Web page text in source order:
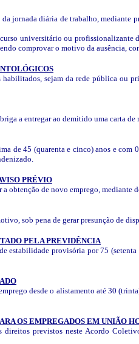
jornada diária de trabalho,
universitário ou
comprovar o motivo da ausência,
sejam da rede pública ou
a entregar ao demitido uma carta de
de 45 (quarenta e cinco) anos e
PRÉVIO
de novo emprego, mediante
sob pena de gerar presunção de
PELA PREVIDÊNCIA
estabilidade provisória por 75
desde o alistamento até 30
OS EMPREGADOS EM UNIÃO
previstos neste Acordo